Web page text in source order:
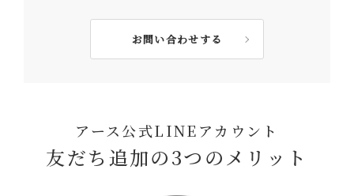
お問い合わせする
アース公式LINEアカウント
友だち追加の3つのメリット